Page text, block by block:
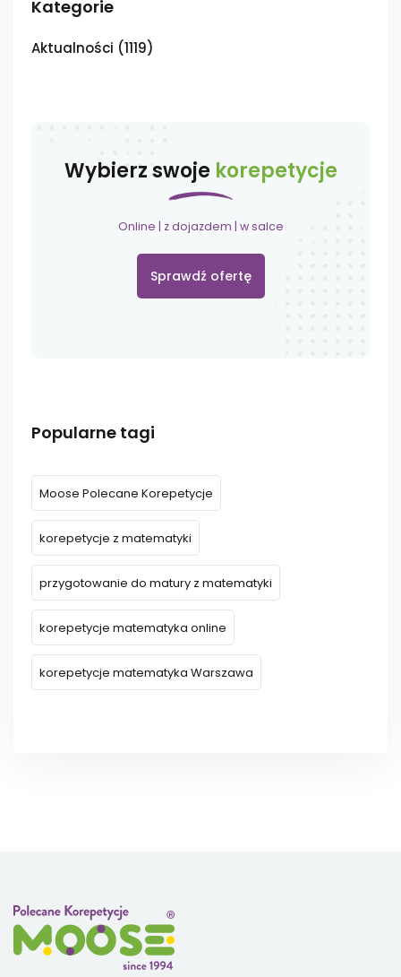
Kategorie
Aktualności (1119)
Wybierz swoje korepetycje
Online | z dojazdem | w salce
Sprawdź ofertę
Popularne tagi
Moose Polecane Korepetycje
korepetycje z matematyki
przygotowanie do matury z matematyki
korepetycje matematyka online
korepetycje matematyka Warszawa